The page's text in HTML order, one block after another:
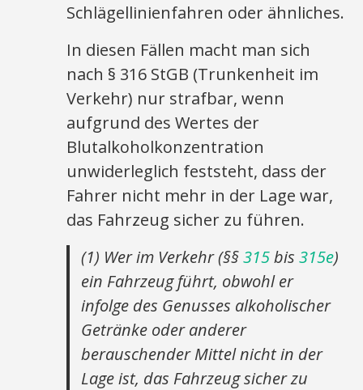
Schlägellinienfahren oder ähnliches.
In diesen Fällen macht man sich
nach § 316 StGB (Trunkenheit im
Verkehr) nur strafbar, wenn
aufgrund des Wertes der
Blutalkoholkonzentration
unwiderleglich feststeht, dass der
Fahrer nicht mehr in der Lage war,
das Fahrzeug sicher zu führen.
(1) Wer im Verkehr (§§315bis315e)
ein Fahrzeug führt, obwohl er
infolge des Genusses alkoholischer
Getränke oder anderer
berauschender Mittel nicht in der
Lage ist, das Fahrzeug sicher zu